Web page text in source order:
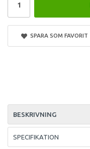
SPARA SOM FAVORIT
BESKRIVNING
SPECIFIKATION